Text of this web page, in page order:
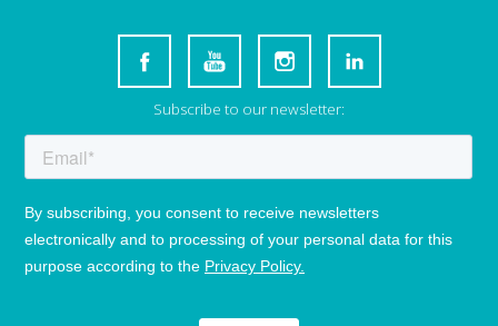
Subscribe to our newsletter: